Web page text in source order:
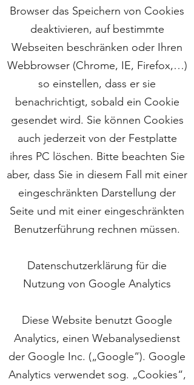
Browser das Speichern von Cookies
deaktivieren, auf bestimmte
Webseiten beschränken oder Ihren
Webbrowser (Chrome, IE, Firefox,…)
so einstellen, dass er sie
benachrichtigt, sobald ein Cookie
gesendet wird. Sie können Cookies
auch jederzeit von der Festplatte
ihres PC löschen. Bitte beachten Sie
aber, dass Sie in diesem Fall mit einer
eingeschränkten Darstellung der
Seite und mit einer eingeschränkten
Benutzerführung rechnen müssen.
Datenschutzerklärung für die
Nutzung von Google Analytics
Diese Website benutzt Google
Analytics, einen Webanalysedienst
der Google Inc. („Google“). Google
Analytics verwendet sog. „Cookies“,